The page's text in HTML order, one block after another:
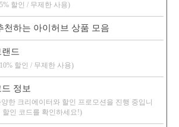
할인 / 무제한 사용)
천하는 아이허브 상품 모음
드
할인 / 무제한 사용)
정보
한 크리에이터와 할인 프로모션을 진행 중입니
할인 코드를 확인하세요!)